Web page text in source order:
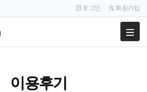
로그인 회원가입
이용후기